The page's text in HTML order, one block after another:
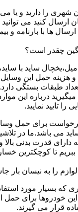
را دارید و یا می
کنید می توانید
ها با بارنامه و
چقدر است؟
ساید با
هزینه حمل این
طبقات بستگی
درباره این
تایید نمایید.
برای حمل
می باشد.ما در
قدرت بدنی بالا و
تا کوچکترین
را به نیسان بار
که بسیار مورد
خودروها برای حمل
قرار می گیرند.